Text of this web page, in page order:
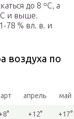
до 8 ºС, а
и выше.
78 % вл. в. и
воздуха по
апрель май
+12° +17°